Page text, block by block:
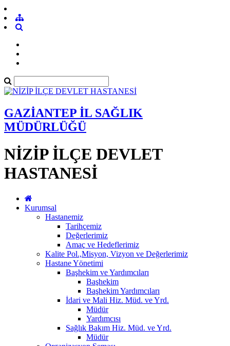
GAZİANTEP İL SAĞLIK
MÜDÜRLÜĞÜ
NİZİP İLÇE DEVLET
HASTANESİ
Kurumsal
Hastanemiz
Tarihçemiz
Değerlerimiz
Amaç ve Hedeflerimiz
Kalite Pol.,Misyon, Vizyon ve Değerlerimiz
Hastane Yönetimi
Başhekim ve Yardımcıları
Başhekim
Başhekim Yardımcıları
İdari ve Mali Hiz. Müd. ve Yrd.
Müdür
Yardımcısı
Sağlık Bakım Hiz. Müd. ve Yrd.
Müdür